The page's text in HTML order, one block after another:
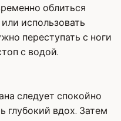
облиться
использовать
переступать с ноги
с водой.
следует спокойно
глубокий вдох. Затем